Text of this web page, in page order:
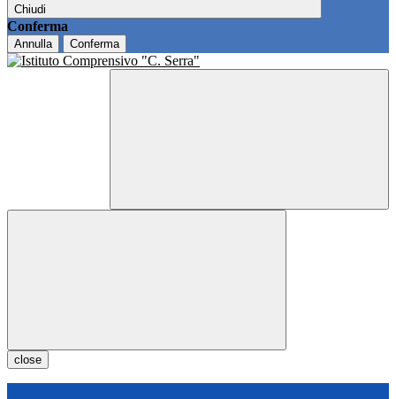
Chiudi
Conferma
Annulla Conferma
close